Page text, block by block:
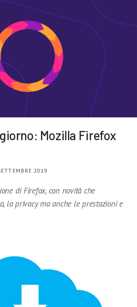
Mozilla Firefox
2019
di Firefox, con novità che
la privacy ma anche le prestazioni e